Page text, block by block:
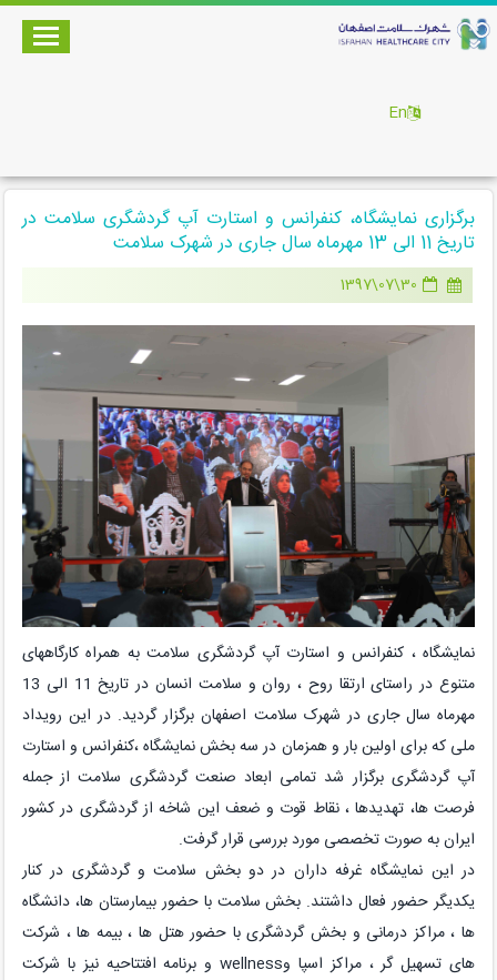
En
برگزاری نمایشگاه، کنفرانس و استارت آپ گردشگری سلامت در
تاریخ 11 الی 13 مهرماه سال جاری در شهرک سلامت
30\07\1397
نمایشگاه ، کنفرانس و استارت آپ گردشگری سلامت به همراه کارگاههای
متنوع در راستای ارتقا روح ، روان و سلامت انسان در تاریخ 11 الی 13
مهرماه سال جاری در شهرک سلامت اصفهان برگزار گردید. در این رویداد
ملی که برای اولین بار و همزمان در سه بخش نمایشگاه ،کنفرانس و استارت
آپ گردشگری برگزار شد تمامی ابعاد صنعت گردشگری سلامت از جمله
فرصت ها، تهدیدها ، نقاط قوت و ضعف این شاخه از گردشگری در کشور
ایران به صورت تخصصی مورد بررسی قرار گرفت.
در این نمایشگاه غرفه داران در دو بخش سلامت و گردشگری در کنار
یکدیگر حضور فعال داشتند. بخش سلامت با حضور بیمارستان ها، دانشگاه
ها ، مراکز درمانی و بخش گردشگری با حضور هتل ها ، بیمه ها ، شرکت
های تسهیل گر ، مراکز اسپا وwellness و برنامه افتتاحیه نیز با شرکت